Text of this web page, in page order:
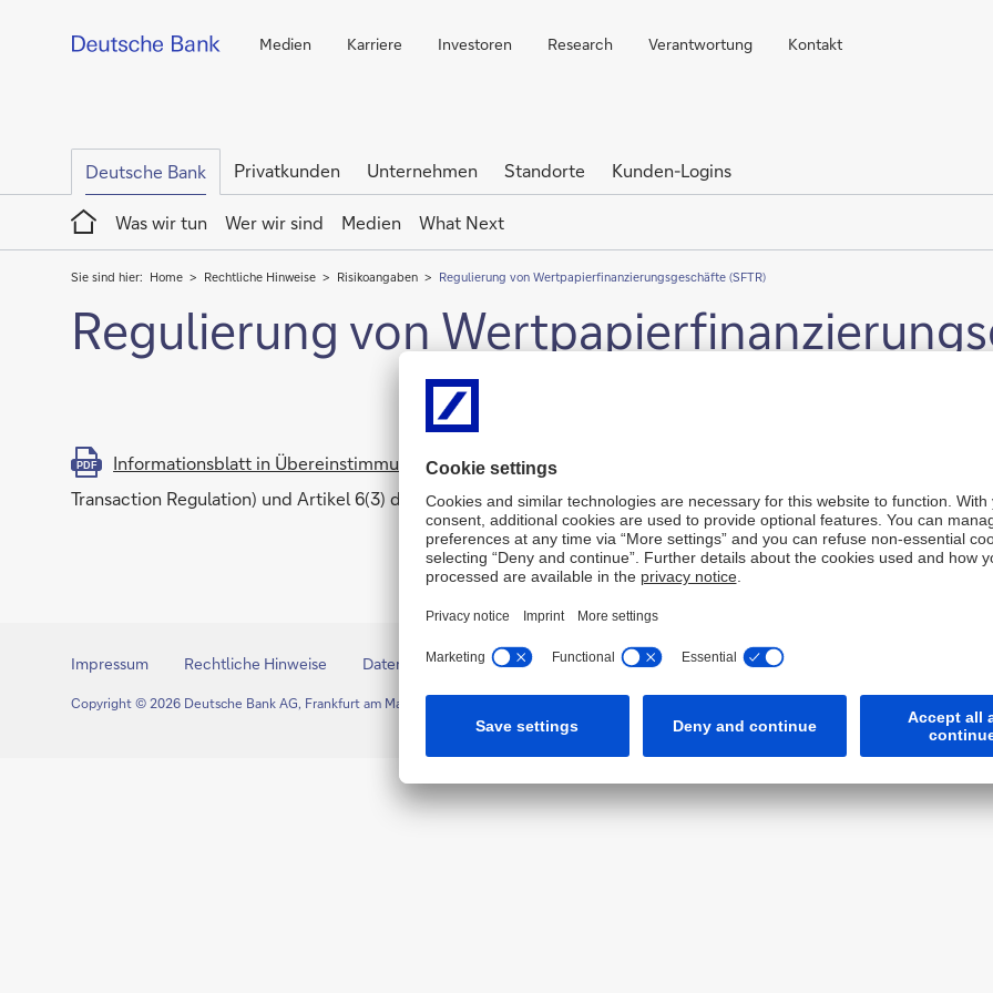
Medien Karriere Investoren Research Verantwortung Kontakt
Deutsche Bank Privatkunden Unternehmen Standorte
Kunden-Logins
Home
Was wir tun
Wer wir sind Medien What Next
Sie sind hier: Home Rechtliche Hinweise Risikoangaben Regulierung von Wertpapierfinanzierungsgeschäfte (SFTR)
Regulierung von
PDF Informationsblatt in Übereinstimmung mit Artikel 15 der Verordnung über die Regulierung von
Transaction Regulation) und Artikel 6(3) der Delegierten Richtlinie der Europäischen Kommission (MiFID II
Impressum Rechtliche Hinweise Datenschutz Information zur Barrierefreiheit Seitenübersicht
Copyright © 2026 Deutsche Bank AG, Frankfurt am Main